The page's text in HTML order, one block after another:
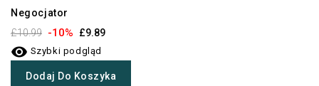
Negocjator
£10.99 -10% £9.89
 Szybki podgląd
Dodaj Do Koszyka